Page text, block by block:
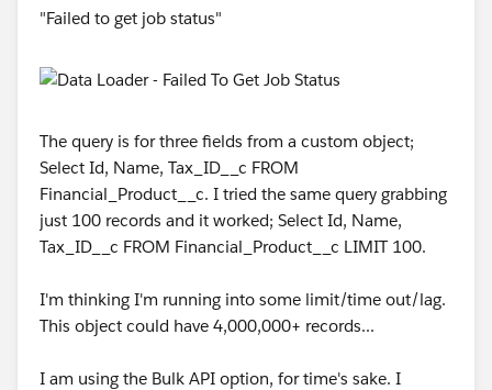
"Failed to get job status"
The query is for three fields from a custom object;
Select Id, Name, Tax_ID__c FROM
Financial_Product__c. I tried the same query grabbing
just 100 records and it worked; Select Id, Name,
Tax_ID__c FROM Financial_Product__c LIMIT 100.
I'm thinking I'm running into some limit/time out/lag.
This object could have 4,000,000+ records...
I am using the Bulk API option, for time's sake. I